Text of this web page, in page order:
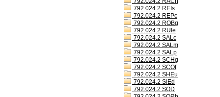
792.024.2 REIs
792.024.2 REPc
792.024.2 ROBg
792.024.2 RUIe
792.024.2 SALc
792.024.2 SALm
792.024.2 SALp
792.024.2 SCHg
792.024.2 SCOf
792.024.2 SHEu
792.024.2 SIEd
792.024.2 SOD